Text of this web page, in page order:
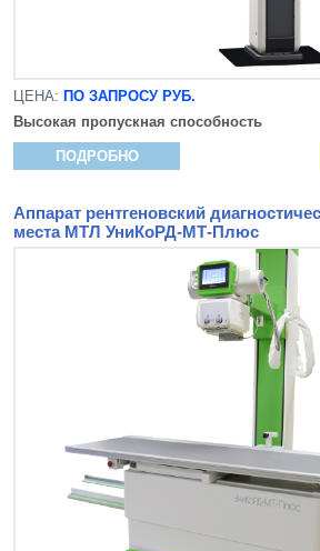
ЦЕНА: ПО ЗАПРОСУ РУБ.
Высокая пропускная способность
ПОДРОБНО
Аппарат рентгеновский
места МТЛ УниКоРД-МТ-Плюс